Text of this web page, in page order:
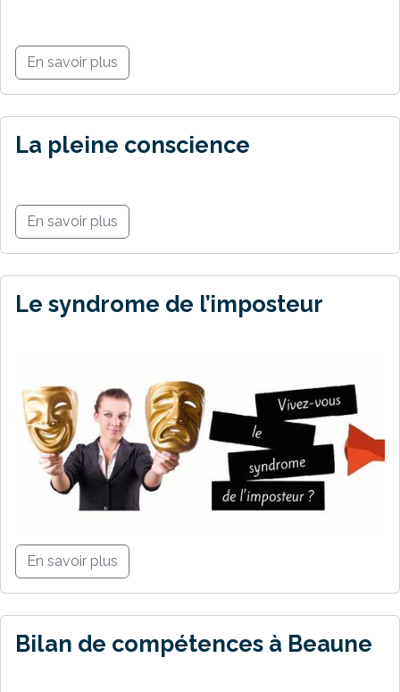
En savoir plus
La pleine conscience
En savoir plus
Le syndrome de l’imposteur
En savoir plus
Bilan de compétences à Beaune